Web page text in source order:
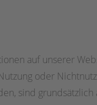
auf unserer
oder
sind grundsätzlich